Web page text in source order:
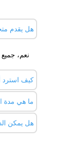
هل يقدم
نعم،
كيف استرد
عمل.
ما هي مدة
خلال يوم إلى 3 ايام عمل
هل يمكن